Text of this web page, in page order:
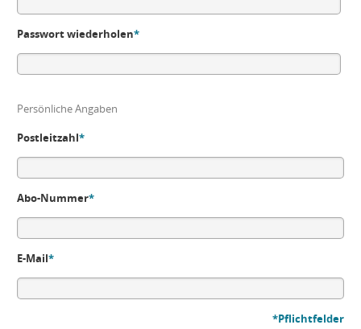
Passwort wiederholen*
Persönliche Angaben
Postleitzahl*
Abo-Nummer*
E-Mail*
*Pflichtfelder